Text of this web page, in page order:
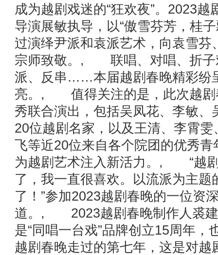
成为越剧戏迷的“狂欢夜”。2023越
导演展敏执导，以“傲雪芬芳，桂
过演绎尹派和袁派艺术，向袁雪芬
宗师致敬。, 联唱、对唱、折子
派、反串……本届越剧春晚精彩纷
亮。, 值得关注的是，此次越剧
秀联合演出，包括吴凤花、李敏、
20位越剧名家，以及王清、李霄
飞等近20位来自各个院团的优秀青
为越剧艺术注入新活力。, “越
了，我一直很喜欢。以流派为主题
了！”参加2023越剧春晚的一位资
道。, 2023越剧春晚制作人裘建
是“同唱一台戏”品牌创立15周年
越剧春晚走过的第七年，这是对越